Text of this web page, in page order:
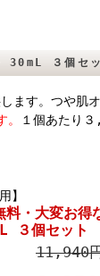
30mL ３個セ
ます。つや肌
１個あたり
】
料・大変お
３個セット
11,940